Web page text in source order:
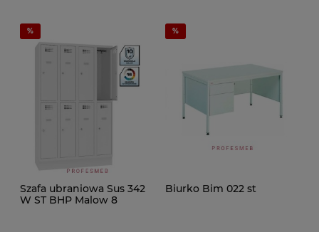
Szafa ubraniowa Sus 342
W ST BHP Malow 8
Biurko Bim 022 st